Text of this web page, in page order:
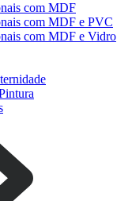
com MDF
com MDF e PVC
com MDF e Vidro